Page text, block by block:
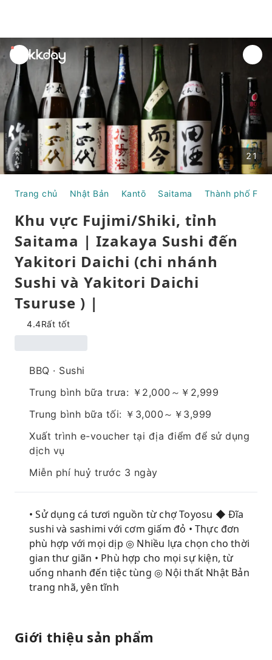
unread
notifications
21
Trang chủ Nhật Bản Kantō Saitama Thành phố
Khu vực Fujimi/Shiki, tỉnh
Saitama | Izakaya Sushi đến
Yakitori Daichi (chi nhánh
Sushi và Yakitori Daichi
Tsuruse ) |
4.4Rất tốt
BBQ · Sushi
Trung bình bữa trưa: ￥2,000～￥2,999
Trung bình bữa tối: ￥3,000～￥3,999
Xuất trình e-voucher tại địa điểm để sử dụng
dịch vụ
Miễn phí huỷ trước 3 ngày
• Sử dụng cá tươi nguồn từ chợ Toyosu ◆ Đĩa
sushi và sashimi với cơm giấm đỏ • Thực đơn
phù hợp với mọi dịp ◎ Nhiều lựa chọn cho thời
gian thư giãn • Phù hợp cho mọi sự kiện, từ
uống nhanh đến tiệc tùng ◎ Nội thất Nhật Bản
trang nhã, yên tĩnh
Giới thiệu sản phẩm